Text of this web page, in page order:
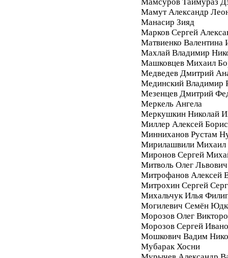
Мамут Александр
Манасир Зияд
Марков Сергей
Матвиенко Валентина
Махлай Владимир
Машковцев Михаил
Медведев Дмитрий
Мединский Владимир
Мезенцев Дмитрий
Меркель Ангела
Меркушкин Николай
Миллер Алексей
Минниханов Рустам
Мирилашвили Михаил
Миронов Сергей
Митволь Олег Львович
Митрофанов Алексей
Митрохин Сергей
Михальчук Илья
Могилевич Семён
Морозов Олег
Морозов Сергей
Мошкович Вадим
Мубарак Хосни